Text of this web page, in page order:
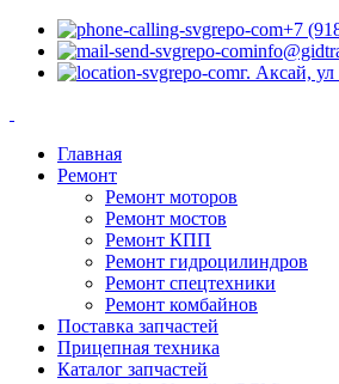
+7
г. Аксай,
Главная
Ремонт
Ремонт моторов
Ремонт мостов
Ремонт КПП
Ремонт гидроцилиндров
Ремонт спецтехники
Ремонт комбайнов
Поставка запчастей
Прицепная техника
Каталог запчастей